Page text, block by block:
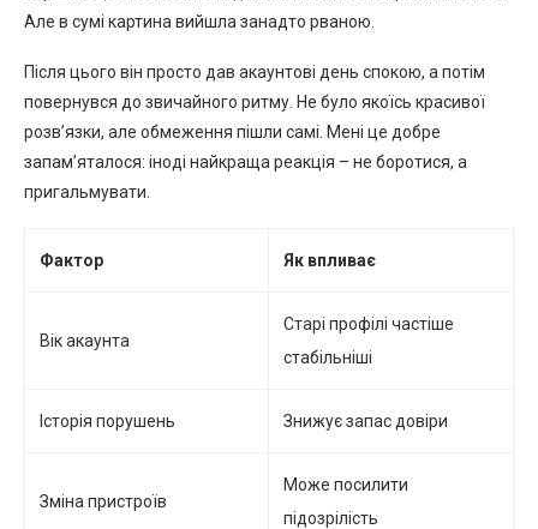
Але в сумі картина вийшла занадто рваною.
Після цього він просто дав акаунтові день спокою, а потім
повернувся до звичайного ритму. Не було якоїсь красивої
розв’язки, але обмеження пішли самі. Мені це добре
запам’яталося: іноді найкраща реакція – не боротися, а
пригальмувати.
Фактор Як впливає
Вік акаунта
Старі профілі частіше
стабільніші
Історія порушень Знижує запас довіри
Зміна пристроїв
Може посилити
підозрілість